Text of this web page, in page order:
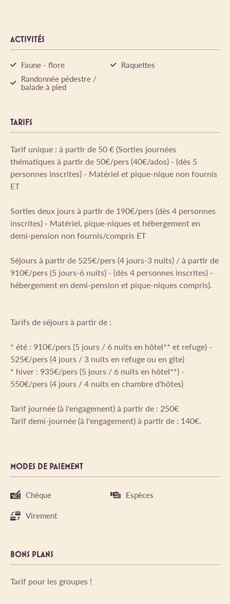
ACTIVITÉS
Faune - flore
Raquettes
Randonnée pédestre /
balade à pied
TARIFS
Tarif unique : à partir de 50 € (Sorties journées
thématiques à partir de 50€/pers (40€/ados) - (dès 5
personnes inscrites) - Matériel et pique-nique non fournis
ET
Sorties deux jours à partir de 190€/pers (dès 4 personnes
inscrites) - Matériel, pique-niques et hébergement en
demi-pension non fournis/compris ET
Séjours à partir de 525€/pers (4 jours-3 nuits) / à partir de
910€/pers (5 jours-6 nuits) - (dès 4 personnes inscrites) -
hébergement en demi-pension et pique-niques compris).
Tarifs de séjours à partir de :
* été : 910€/pers (5 jours / 6 nuits en hôtel** et refuge) -
525€/pers (4 jours / 3 nuits en refuge ou en gîte)
* hiver : 935€/pers (5 jours / 6 nuits en hôtel**) -
550€/pers (4 jours / 4 nuits en chambre d'hôtes)
Tarif journée (à l'engagement) à partir de : 250€
Tarif demi-journée (à l'engagement) à partir de : 140€.
MODES DE PAIEMENT
Chèque
Espèces
Virement
BONS PLANS
Tarif pour les groupes !